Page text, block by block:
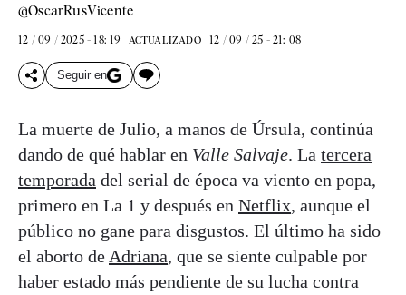
@OscarRusVicente
12 / 09 / 2025 - 18: 19 ACTUALIZADO 12 / 09 / 25 - 21: 08
Seguir en
La muerte de Julio, a manos de Úrsula, continúa
dando de qué hablar en Valle Salvaje. La tercera
temporada del serial de época va viento en popa,
primero en La 1 y después en Netflix, aunque el
público no gane para disgustos. El último ha sido
el aborto de Adriana, que se siente culpable por
haber estado más pendiente de su lucha contra